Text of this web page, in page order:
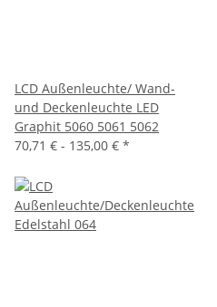
LCD Außenleuchte/ Wand-
und Deckenleuchte LED
Graphit 5060 5061 5062
70,71 € - 135,00 € *